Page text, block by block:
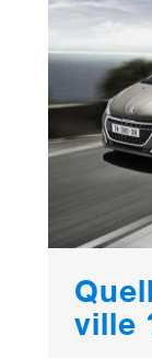
ville